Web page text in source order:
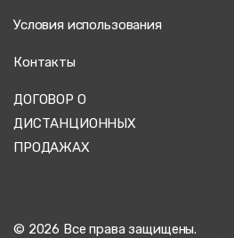
Условия использования
Контакты
ДОГОВОР О
ДИСТАНЦИОННЫХ
ПРОДАЖАХ
© 2026 Все права защищены.